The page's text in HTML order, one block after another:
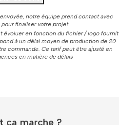
notre équipe prend contact avec
pour finaliser votre projet
évoluer en fonction du fichier / logo fournit
à un délai moyen de production de 20
commande. Ce tarif peut être ajusté en
en matière de délais
ça marche ?